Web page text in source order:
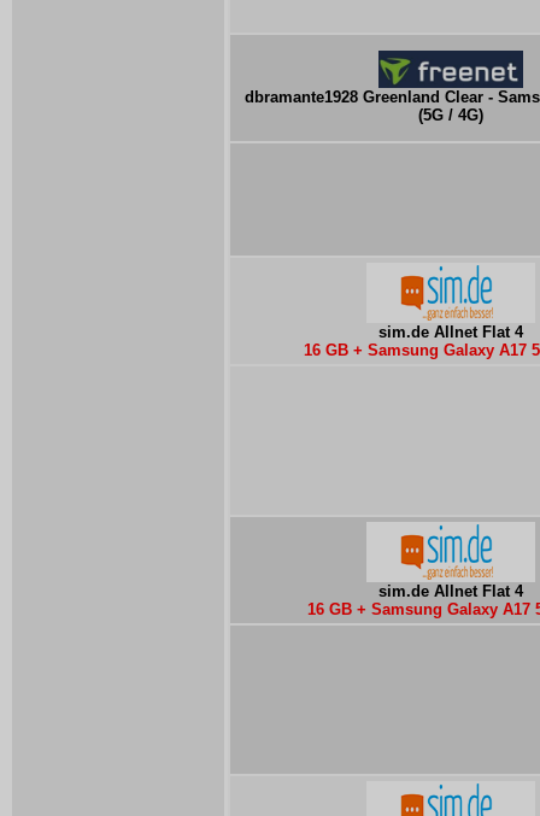
dbramante1928 Greenland Clear -
(5G / 4G)
sim.de Allnet Flat 4
16 GB + Samsung Galaxy A17
sim.de Allnet Flat 4
16 GB + Samsung Galaxy A17